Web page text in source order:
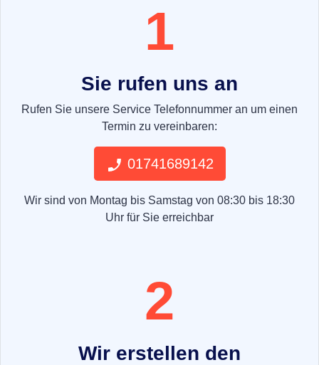
1
Sie rufen uns an
Rufen Sie unsere Service Telefonnummer an um einen
Termin zu vereinbaren:
01741689142
Wir sind von Montag bis Samstag von 08:30 bis 18:30
Uhr für Sie erreichbar
2
Wir erstellen den